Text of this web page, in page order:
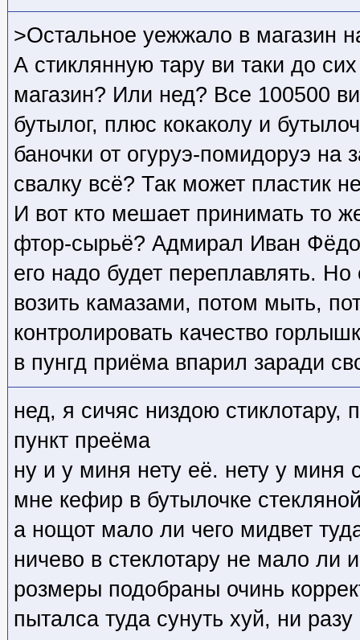
>Остальное уежжало в магазин
А стиклянную тару ви таки до
магазин? Или нед? Все 100500
бутылог, плюс кокаколу и
баночки от огуруэ-помидоруэ на
свалку всё? Так может пластик
И вот кто мешает принимать то
фтор-сырьё? Адмирал Иван
его надо будет переплавлять.
возить камазами, потом мыть,
контролировать качество
в пунгд приёма впарил заради
нед, я сичяс низдою стиклотару,
пункт преёма
ну и у миня нету её. нету у миня
мне кефир в бутылочке
а нощот мало ли чего мидвет
ничево в стеклотару не мало ли
розмеры подобраны очинь
пыталса туда сунуть хуй, ни